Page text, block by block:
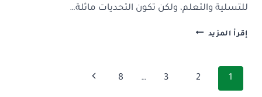
للتسلية والتعلم، ولكن تكون التحديات ماثلة…
إقرأ المزيد
للاندرويد
تنقل
1
2
3
…
8 الصفحة